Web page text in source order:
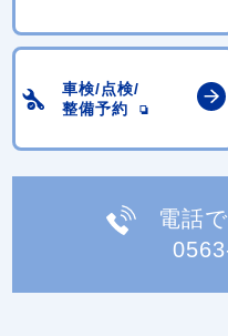
車検/点検/
整備予約
電話